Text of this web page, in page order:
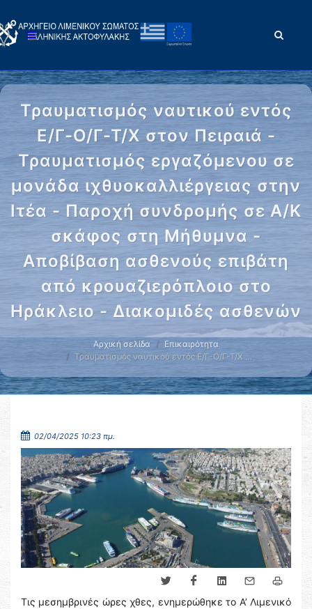
Τραυματισμός ναυτικού εντός
Ε/Γ-Ο/Γ-Τ/Χ στον Πειραιά -
Τραυματισμός εργαζόμενου σε
μονάδα ιχθυοκαλλιέργειας στην
Ιτέα - Παροχή συνδρομής σε Α/Κ
σκάφος στη Μήθυμνα -
Αποβίβαση ασθενούς επιβάτη
από κρουαζιερόπλοιο στο
Ηράκλειο - Διακομιδές ασθενών
Αρχική σελίδα
Επικαιρότητα
Τραυματισμός ναυτικού εντός Ε/Γ-Ο/Γ-Τ/Χ …
02/04/2025 10:23 πμ.
Τις μεσημβρινές ώρες χθες, ενημερώθηκε το Α’ Λιμενικό